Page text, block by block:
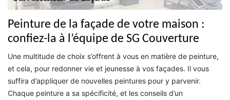
Peinture de la façade de votre maison :
confiez-la à l’équipe de SG Couverture
Une multitude de choix s’offrent à vous en matière de peinture,
et cela, pour redonner vie et jeunesse à vos façades. Il vous
suffira d’appliquer de nouvelles peintures pour y parvenir.
Chaque peinture a sa spécificité, et les conseils d’un